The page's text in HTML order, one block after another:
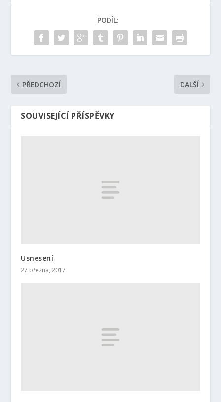
PODÍL:
PŘEDCHOZÍ DALŠÍ
SOUVISEJÍCÍ PŘÍSPĚVKY
Usnesení
27 března, 2017